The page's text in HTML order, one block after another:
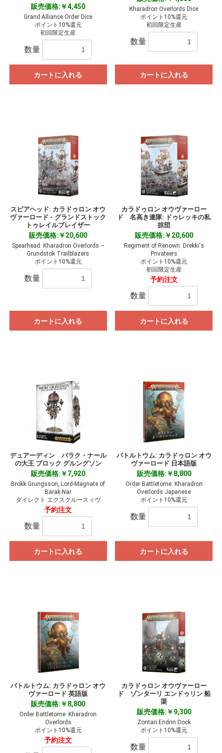
販売価格:￥4,450
Grand Alliance Order Dice
ポイント10%還元
初回限定生産
数量
カートに入れる
Kharadron Overlords Dice
ポイント10%還元
初回限定生産
数量
カートに入れる
スピアヘッド: カラドゥロン オウ
ヴァーロード - グランドストック
トゥレイルブレイザー
販売価格:￥20,600
Spearhead: Kharadron Overlords –
Grundstok Trailblazers
ポイント10%還元
数量
カートに入れる
カラドゥロン オウヴァーロー
ド 名高き連隊: ドゥレッキの私
掠団
販売価格:￥20,600
Regiment of Renown: Drekki's
Privateers
ポイント10%還元
初回限定生産
予約注文
数量
カートに入れる
デュアーディン バラク・ナール
の大王 ブロック グルングソン
販売価格:￥7,920
Brokk Grungsson, Lord-Magnate of
Barak-Nar
ダイレクト エクスクルースィヴ
予約注文
数量
カートに入れる
バトルトウム: カラドゥロン オウ
ヴァーロード 日本語版
販売価格:￥8,800
Order Battletome: Kharadron
Overlords Japanese
ポイント10%還元
数量
カートに入れる
バトルトウム: カラドゥロン オウ
ヴァーロード 英語版
販売価格:￥8,800
Order Battletome: Kharadron
Overlords
ポイント10%還元
予約注文
カラドゥロン オウヴァーロー
ド ゾンターリ エンドゥリン 船
渠
販売価格:￥9,300
Zontari Endrin Dock
ポイント10%還元
数量